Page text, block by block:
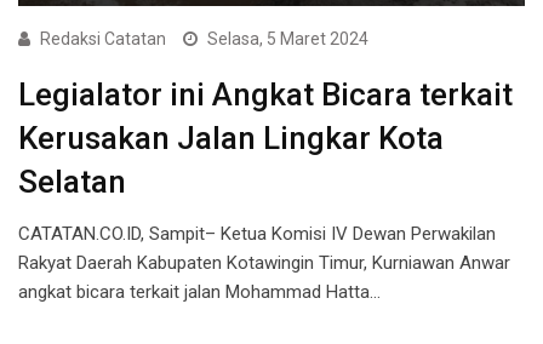
Redaksi Catatan Selasa, 5 Maret 2024
Legialator ini Angkat Bicara terkait
Kerusakan Jalan Lingkar Kota
Selatan
CATATAN.CO.ID, Sampit– Ketua Komisi IV Dewan Perwakilan
Rakyat Daerah Kabupaten Kotawingin Timur, Kurniawan Anwar
angkat bicara terkait jalan Mohammad Hatta…